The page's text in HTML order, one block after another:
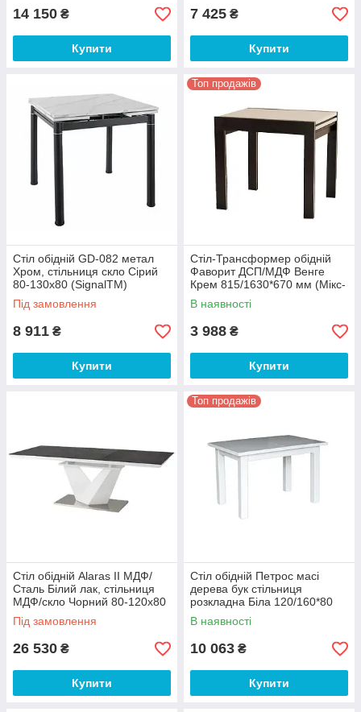
14 150 ₴
Купити
7 425 ₴
Купити
Стіл обідній GD-082 метал
Хром, стільниця скло Сірий
80-130х80 (SignalTM)
Під замовлення
8 911 ₴
Купити
Топ продажів
Стіл-Трансформер обідній
Фаворит ДСП/МДФ Венге
Крем 815/1630*670 мм (Мікс-
Мебель TM)
В наявності
3 988 ₴
Купити
Стіл обідній Alaras II МДФ/
Сталь Білий лак, стільниця
МДФ/скло Чорний 80-120x80
(SignalTM)
Під замовлення
26 530 ₴
Купити
Топ продажів
Стіл обідній Петрос масі
дерева бук стільниця
розкладна Біла 120/160*80
см (Мікс-Мебель ТМ)
В наявності
10 063 ₴
Купити